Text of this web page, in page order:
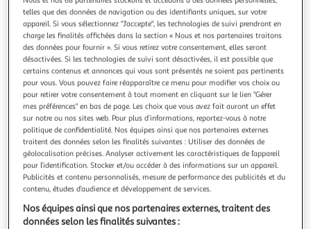
précédentesuivante
Livraison offerte
PAWHUT
Sac de transport pour chien chat - siège auto pour
chien chat - housse de siège pour chien chat -
déhoussable, sangles ajustables, attache - coton gris
Ce siège auto pour chien ou chat est la solution idéale pour
voyager avec votre animal de compagnie en toute
tranquilité. Son revêtement tissu 100 % coton, son
garnissage intégral épais en mousse haute densité et sa
conception comme réhausseur permettra à votre animal de
voyager on ne peut plus conf
En savoir +
Vendu parAosom
Livraison dès 2/3 jours
Retrait offert dès 35€
telles que des données de navigation ou des identifiants uniques, sur votre
appareil. Si vous sélectionnez "J'accepte", les technologies de suivi prendront en
charge les finalités affichées dans la section « Nous et nos partenaires traitons
des données pour fournir ». Si vous retirez votre consentement, elles seront
désactivées. Si les technologies de suivi sont désactivées, il est possible que
certains contenus et annonces qui vous sont présentés ne soient pas pertinents
pour vous. Vous pouvez faire réapparaître ce menu pour modifier vos choix ou
pour retirer votre consentement à tout moment en cliquant sur le lien "Gérer
mes préférences" en bas de page. Les choix que vous avez fait auront un effet
sur notre ou nos sites web. Pour plus d’informations, reportez-vous à notre
politique de confidentialité. Nos équipes ainsi que nos partenaires externes
traitent des données selon les finalités suivantes : Utiliser des données de
géolocalisation précises. Analyser activement les caractéristiques de l’appareil
pour l’identification. Stocker et/ou accéder à des informations sur un appareil.
Publicités et contenu personnalisés, mesure de performance des publicités et du
contenu, études d’audience et développement de services.
Nos équipes ainsi que nos partenaires externes, traitent des
données selon les finalités suivantes :